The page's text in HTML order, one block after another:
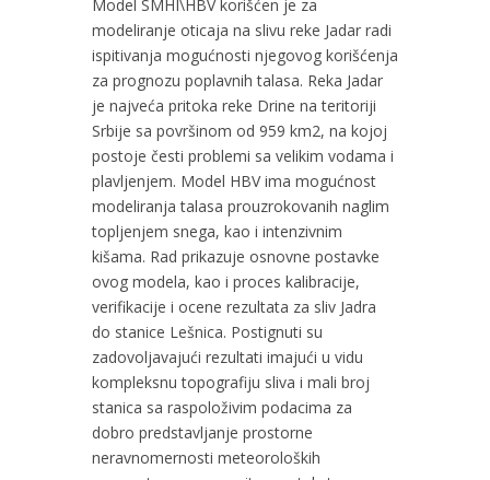
Model SMHI\HBV korišćen je za
modeliranje oticaja na slivu reke Jadar radi
ispitivanja mogućnosti njegovog korišćenja
za prognozu poplavnih talasa. Reka Jadar
je najveća pritoka reke Drine na teritoriji
Srbije sa površinom od 959 km2, na kojoj
postoje česti problemi sa velikim vodama i
plavljenjem. Model HBV ima mogućnost
modeliranja talasa prouzrokovanih naglim
topljenjem snega, kao i intenzivnim
kišama. Rad prikazuje osnovne postavke
ovog modela, kao i proces kalibracije,
verifikacije i ocene rezultata za sliv Jadra
do stanice Lešnica. Postignuti su
zadovoljavajući rezultati imajući u vidu
kompleksnu topografiju sliva i mali broj
stanica sa raspoloživim podacima za
dobro predstavljanje prostorne
neravnomernosti meteoroloških